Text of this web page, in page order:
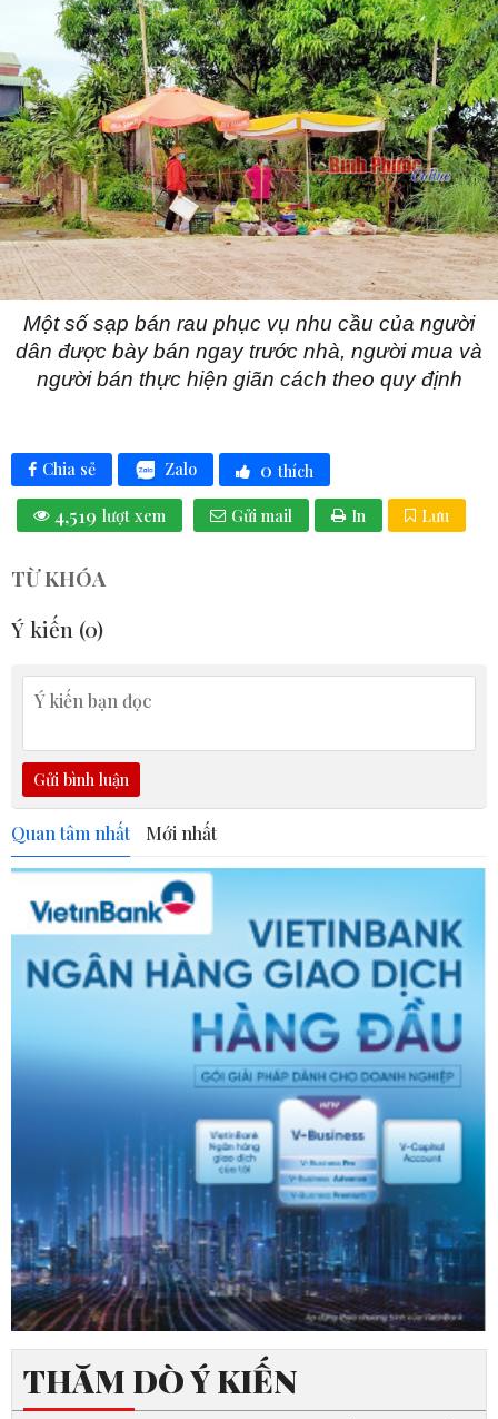
Một số sạp bán rau phục vụ nhu cầu của người
dân được bày bán ngay trước nhà, người mua và
người bán thực hiện giãn cách theo quy định
Chia sẻ Zalo 0 thích
4,519 lượt xem Gửi mail In Lưu
TỪ KHÓA
Ý kiến (0)
Gửi bình luận
Quan tâm nhất Mới nhất
THĂM DÒ Ý KIẾN